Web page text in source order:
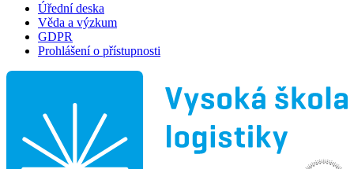
Úřední deska
Věda a výzkum
GDPR
Prohlášení o přístupnosti